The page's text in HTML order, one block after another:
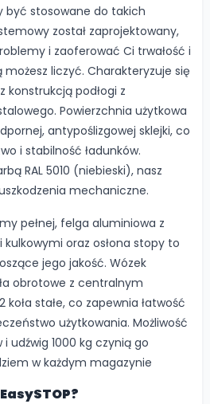
być stosowane do takich
został zaprojektowany,
i zaoferować Ci trwałość i
liczyć. Charakteryzuje się
konstrukcją podłogi z
Powierzchnia użytkowa
antypoślizgowej sklejki, co
i stabilność ładunków.
RAL 5010 (niebieski), nasz
mechaniczne.
pełnej, felga aluminiowa z
kulkowymi oraz osłona stopy to
jego jakość. Wózek
obrotowe z centralnym
koła stałe, co zapewnia łatwość
użytkowania. Możliwość
udźwig 1000 kg czynią go
w każdym magazynie